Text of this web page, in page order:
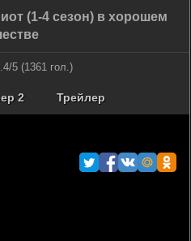
(1-4 сезон) в хорошем
5 (1361 гол.)
2 Трейлер